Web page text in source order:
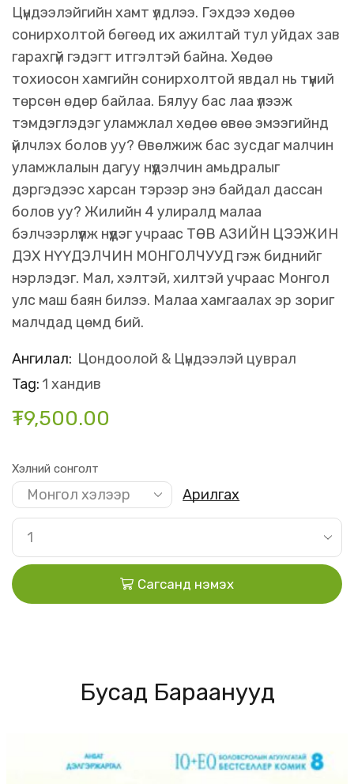
Цүндээлэйгийн хамт үлдлээ. Гэхдээ хөдөө
сонирхолтой бөгөөд их ажилтай тул уйдах зав
гарахгүй гэдэгт итгэлтэй байна. Хөдөө
тохиосон хамгийн сонирхолтой явдал нь түүний
төрсөн өдөр байлаа. Бялуу бас лаа үлээж
тэмдэглэдэг уламжлал хөдөө өвөө эмээгийнд
үйлчлэх болов уу? Өвөлжиж бас зусдаг малчин
уламжлалын дагуу нүүдэлчин амьдралыг
дэргэдээс харсан тэрээр энэ байдал дассан
болов уу? Жилийн 4 улиралд малаа
бэлчээрлүүлж нүүдэг учраас ТӨВ АЗИЙН ЦЭЭЖИН
ДЭХ НҮҮДЭЛЧИН МОНГОЛЧУУД гэж биднийг
нэрлэдэг. Мал, хэлтэй, хилтэй учраас Монгол
улс маш баян билээ. Малаа хамгаалах эр зориг
малчдад цөмд бий.
Ангилал: Цондоолой & Цүндээлэй цуврал
Tag: 1 хандив
₮9,500.00
Хэлний сонголт
Арилгах
Сагсанд нэмэх
Бусад Бараанууд